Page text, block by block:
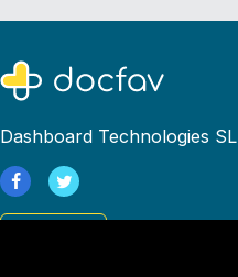
Dashboard Technologies SL